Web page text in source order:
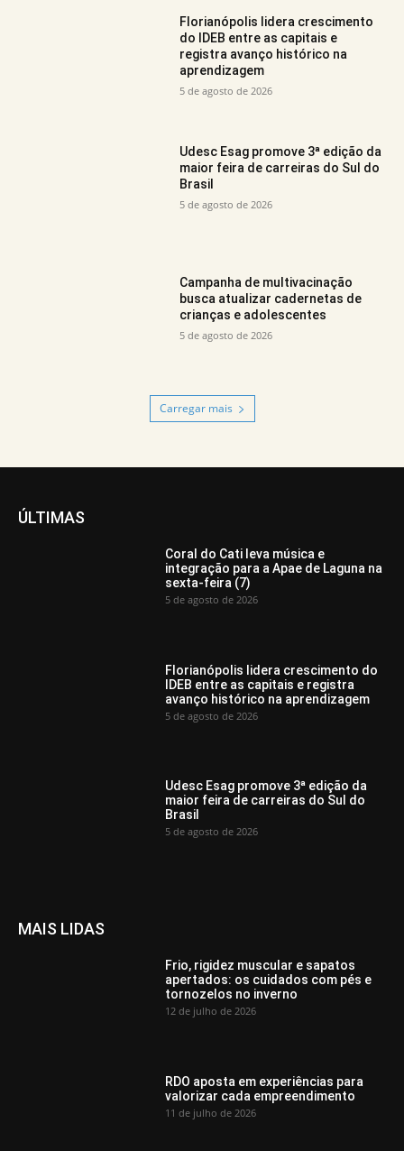
Florianópolis lidera crescimento
do IDEB entre as capitais e
registra avanço histórico na
aprendizagem
5 de agosto de 2026
Udesc Esag promove 3ª edição da
maior feira de carreiras do Sul do
Brasil
5 de agosto de 2026
Campanha de multivacinação
busca atualizar cadernetas de
crianças e adolescentes
5 de agosto de 2026
Carregar mais
ÚLTIMAS
Coral do Cati leva música e
integração para a Apae de Laguna na
sexta-feira (7)
5 de agosto de 2026
Florianópolis lidera crescimento do
IDEB entre as capitais e registra
avanço histórico na aprendizagem
5 de agosto de 2026
Udesc Esag promove 3ª edição da
maior feira de carreiras do Sul do
Brasil
5 de agosto de 2026
MAIS LIDAS
Frio, rigidez muscular e sapatos
apertados: os cuidados com pés e
tornozelos no inverno
12 de julho de 2026
RDO aposta em experiências para
valorizar cada empreendimento
11 de julho de 2026